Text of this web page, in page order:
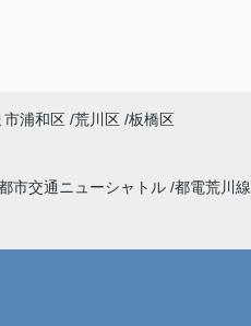
市浦和区 荒川区 板橋区
市交通ニューシャトル 都電荒川線